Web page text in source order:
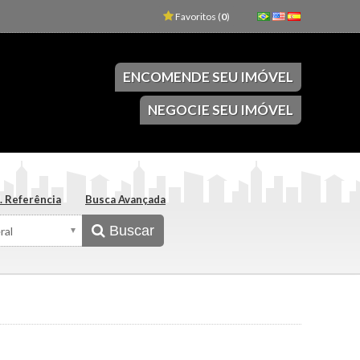
ENCOMENDE SEU IMÓVEL
NEGOCIE SEU IMÓVEL
Favoritos (0)
Buscar
Referência Busca Avançada